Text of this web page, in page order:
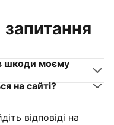
запитання
шкоди моєму
на сайті?
відповіді на